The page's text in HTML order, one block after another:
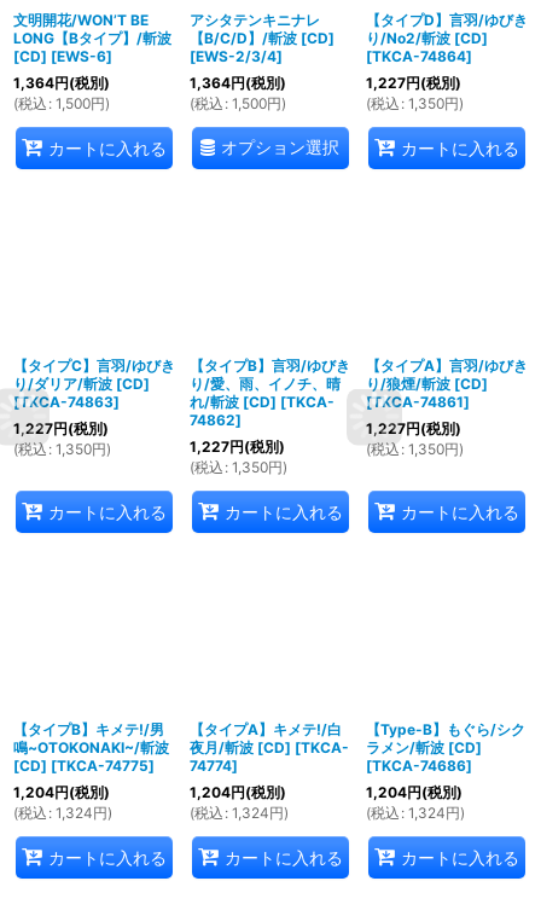
文明開花/WON’T BE
LONG【Bタイプ】/斬波
[CD] [EWS-6]
1,364円(税別)
(税込 : 1,500円)
カートに入れる
アシタテンキニナレ
【B/C/D】/斬波 [CD]
[EWS-2/3/4]
1,364円(税別)
(税込 : 1,500円)
オプション選択
【タイプD】言羽/ゆびき
り/No2/斬波 [CD]
[TKCA-74864]
1,227円(税別)
(税込 : 1,350円)
カートに入れる
【タイプC】言羽/ゆびき
り/ダリア/斬波 [CD]
[TKCA-74863]
1,227円(税別)
(税込 : 1,350円)
カートに入れる
【タイプB】言羽/ゆびき
り/愛、雨、イノチ、晴
れ/斬波 [CD] [TKCA-
74862]
1,227円(税別)
(税込 : 1,350円)
カートに入れる
【タイプA】言羽/ゆびき
り/狼煙/斬波 [CD]
[TKCA-74861]
1,227円(税別)
(税込 : 1,350円)
カートに入れる
【タイプB】キメテ!/男
鳴~OTOKONAKI~/斬波
[CD] [TKCA-74775]
1,204円(税別)
(税込 : 1,324円)
カートに入れる
【タイプA】キメテ!/白
夜月/斬波 [CD] [TKCA-
74774]
1,204円(税別)
(税込 : 1,324円)
カートに入れる
【Type-B】もぐら/シク
ラメン/斬波 [CD]
[TKCA-74686]
1,204円(税別)
(税込 : 1,324円)
カートに入れる